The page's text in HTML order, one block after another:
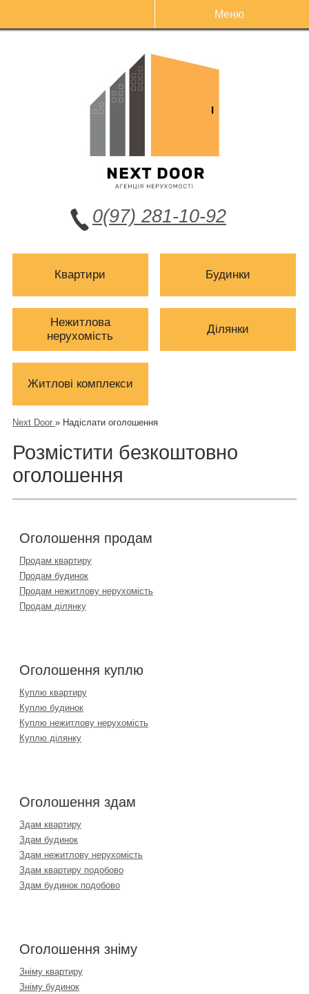
Меню
0(97) 281-10-92
Квартири Будинки
Нежитлова
нерухомість
Ділянки
Житлові комплекси
Next Door » Надіслати оголошення
Розмістити безкоштовно
оголошення
Оголошення продам
Продам квартиру
Продам будинок
Продам нежитлову нерухомість
Продам ділянку
Оголошення куплю
Куплю квартиру
Куплю будинок
Куплю нежитлову нерухомість
Куплю ділянку
Оголошення здам
Здам квартиру
Здам будинок
Здам нежитлову нерухомість
Здам квартиру подобово
Здам будинок подобово
Оголошення зніму
Зніму квартиру
Зніму будинок